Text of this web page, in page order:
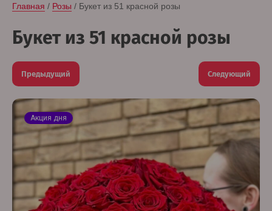
Главная / Розы / Букет из 51 красной розы
Букет из 51 красной розы
Предыдущий Следующий
Акция дня